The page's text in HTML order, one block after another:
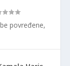
povređene,